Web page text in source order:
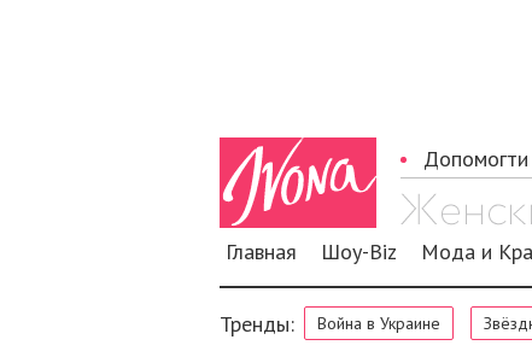
Допомогти
Главная Шоу-Biz Мода и
Тренды: Война в Украине